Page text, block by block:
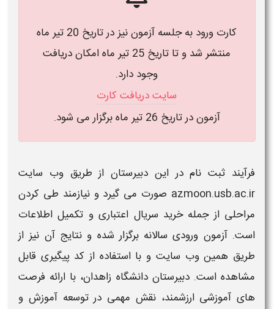
کارت ورود به جلسه آزمون نیز در تاریخ 20 تیر ماه
منتشر شد و تا تاریخ 25 تیر ماه امکان دریافت
وجود دارد.
سایت دریافت کارت
آزمون در تاریخ 26 تیر ماه برگزار می شود.
فرآیند ثبت نامدر این دبیرستاناز طریق وب سایت
azmoon.usb.ac.ir صورت می گیرد و نیازمند طی کردن
مراحلی از جمله خرید سریال اعتباری و تکمیل اطلاعات
است.آزمون ورودی سالانه برگزار شده و نتایج آن نیز از
طریق همین وب سایت و با استفاده از کد پیگیری قابل
مشاهده است.دبیرستان دانشگاه زاهدان، با ارائه فرصت
های آموزشی ارزشمند، نقش مهمی در توسعه آموزش و